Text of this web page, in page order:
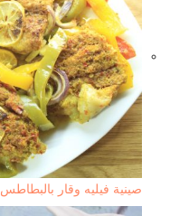
صينية فيليه وقار بالبطاطس